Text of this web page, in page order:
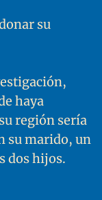
su
haya
región sería
su marido, un
dos hijos.